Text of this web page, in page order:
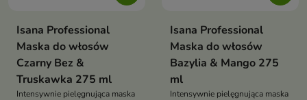
Isana Professional
Maska do włosów
Czarny Bez &
Truskawka 275 ml
Intensywnie pielęgnująca maska
Isana Professional
Maska do włosów
Bazylia & Mango 275
ml
Intensywnie pielęgnująca maska